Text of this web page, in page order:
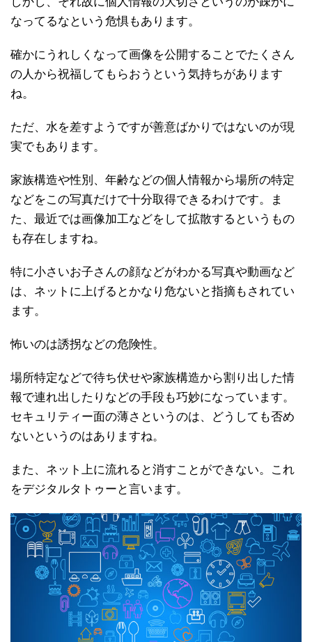
なってるなという危惧もあります。
確かにうれしくなって画像を公開することでたくさん
の人から祝福してもらおうという気持ちがあります
ね。
ただ、水を差すようですが善意ばかりではないのが現
実でもあります。
家族構造や性別、年齢などの個人情報から場所の特定
などをこの写真だけで十分取得できるわけです。ま
た、最近では画像加工などをして拡散するというもの
も存在しますね。
特に小さいお子さんの顔などがわかる写真や動画など
は、ネットに上げるとかなり危ないと指摘もされてい
ます。
怖いのは誘拐などの危険性。
場所特定などで待ち伏せや家族構造から割り出した情
報で連れ出したりなどの手段も巧妙になっています。
セキュリティー面の薄さというのは、どうしても否め
ないというのはありますね。
また、ネット上に流れると消すことができない。これ
をデジタルタトゥーと言います。